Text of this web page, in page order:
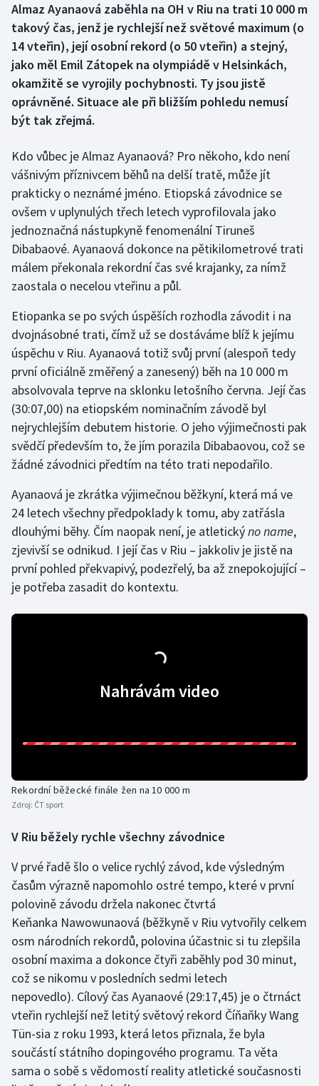
Dostihy
Florbal
Futsal
Golf
Gymnastika
Házená
Jezdectví
Judo
Lezení
Lyže a snowboard
Moderní pětiboj
Motorsport
Olympijské hry
Parasport
Plavání
Plážový volejbal
Sportovní střelba
Triatlon
Veslování
Vodní slalom
Volejbal
Ostatní
Almaz Ayanaová zaběhla na OH v Riu na trati 10 000 m
takový čas, jenž je rychlejší než světové maximum (o
14 vteřin), její osobní rekord (o 50 vteřin) a stejný,
jako měl Emil Zátopek na olympiádě v Helsinkách,
okamžitě se vyrojily pochybnosti. Ty jsou jistě
oprávněné. Situace ale při bližším pohledu nemusí
být tak zřejmá.
Kdo vůbec je Almaz Ayanaová? Pro někoho, kdo není
vášnivým příznivcem běhů na delší tratě, může jít
prakticky o neznámé jméno. Etiopská závodnice se
ovšem v uplynulých třech letech vyprofilovala jako
jednoznačná nástupkyně fenomenální Tiruneš
Dibabaové. Ayanaová dokonce na pětikilometrové trati
málem překonala rekordní čas své krajanky, za nímž
zaostala o necelou vteřinu a půl.
Etiopanka se po svých úspěších rozhodla závodit i na
dvojnásobné trati, čímž už se dostáváme blíž k jejímu
úspěchu v Riu. Ayanaová totiž svůj první (alespoň tedy
první oficiálně změřený a zanesený) běh na 10 000 m
absolvovala teprve na sklonku letošního června. Její čas
(30:07,00) na etiopském nominačním závodě byl
nejrychlejším debutem historie. O jeho výjimečnosti pak
svědčí především to, že jím porazila Dibabaovou, což se
žádné závodnici předtím na této trati nepodařilo.
Ayanaová je zkrátka výjimečnou běžkyní, která má ve
24 letech všechny předpoklady k tomu, aby zatřásla
dlouhými běhy. Čím naopak není, je atletickýno name,
zjevivší se odnikud. I její čas v Riu – jakkoliv je jistě na
první pohled překvapivý, podezřelý, ba až znepokojující –
je potřeba zasadit do kontextu.
Nahrávám video
Rekordní běžecké finále žen na 10 000 m
Zdroj: ČT sport
V Riu běžely rychle všechny závodnice
V prvé řadě šlo o velice rychlý závod, kde výsledným
časům výrazně napomohlo ostré tempo, které v první
polovině závodu držela nakonec čtvrtá
Keňanka Nawowunaová (běžkyně v Riu vytvořily celkem
osm národních rekordů, polovina účastnic si tu zlepšila
osobní maxima a dokonce čtyři zaběhly pod 30 minut,
což se nikomu v posledních sedmi letech
nepovedlo). Cílový čas Ayanaové (29:17,45) je o čtrnáct
vteřin rychlejší než letitý světový rekord Číňaňky Wang
Tün-sia z roku 1993, která letos přiznala, že byla
součástí státního dopingového programu. Ta věta
sama o sobě s vědomostí reality atletické současnosti